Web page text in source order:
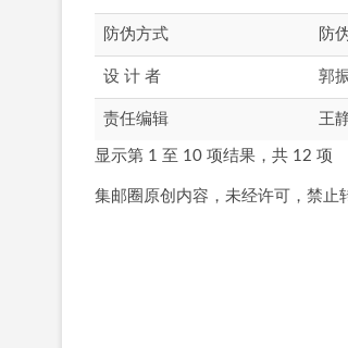
防伪方式 防
设 计 者 郭
责任编辑 王
显示第 1 至 10 项结果，共 12 项
集邮圈原创内容，未经许可，禁止